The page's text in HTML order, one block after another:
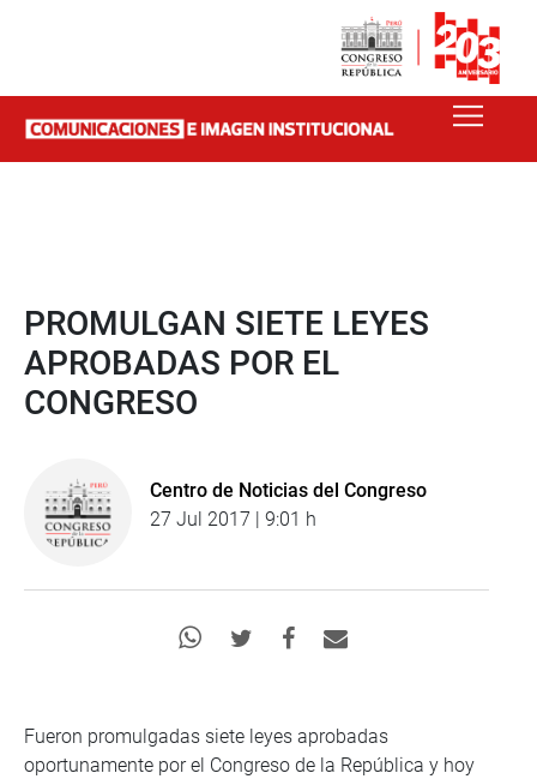
PROMULGAN SIETE LEYES
APROBADAS POR EL
CONGRESO
Centro de Noticias del Congreso
27 Jul 2017 | 9:01 h
Fueron promulgadas siete leyes aprobadas
oportunamente por el Congreso de la República y hoy